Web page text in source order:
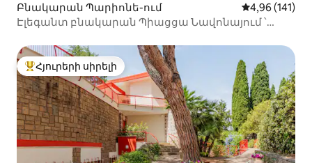
Բնակարան Պարիոնե-ում Միջին
4,96 (141)
Էլեգանտ բնակարան Պիացցա Նավոնայում ՝
Հյուրերի սիրելի լավագույն տները
Հյուրերի սիրելի